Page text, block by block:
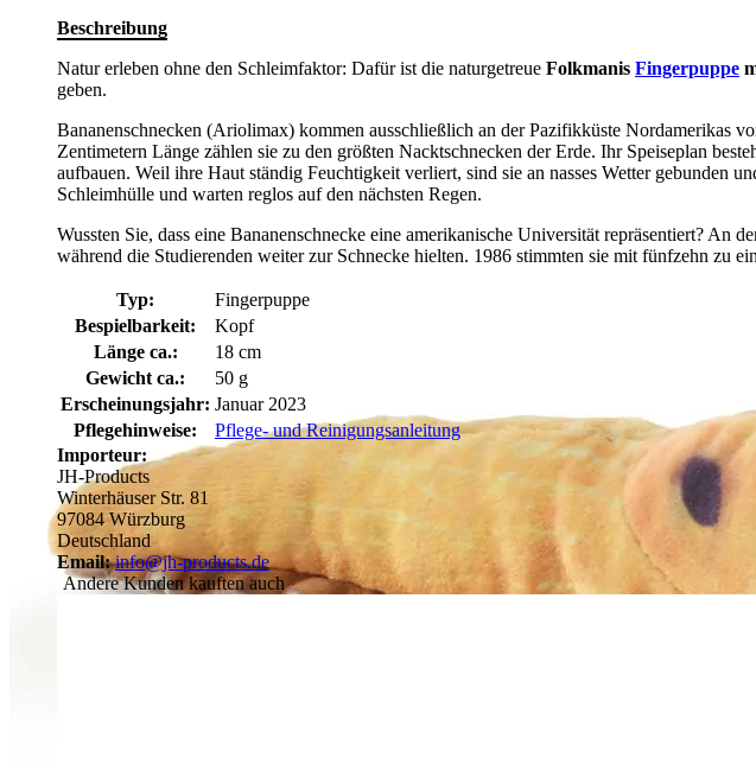
Beschreibung
Natur erleben ohne den Schleimfaktor: Dafür ist die naturgetreue Folkmanis Fingerpuppe
geben.
Bananenschnecken (Ariolimax) kommen ausschließlich an der Pazifikküste
Zentimetern Länge zählen sie zu den größten Nacktschnecken der Erde. Ihr Speiseplan
aufbauen. Weil ihre Haut ständig Feuchtigkeit verliert, sind sie an nasses Wetter gebunden
Schleimhülle und warten reglos auf den nächsten Regen.
Wussten Sie, dass eine Bananenschnecke eine amerikanische Universität repräsentiert?
während die Studierenden weiter zur Schnecke hielten. 1986 stimmten sie mit fünfzehn zu
Typ:
Fingerpuppe
Bespielbarkeit:
Kopf
Länge ca.:
18 cm
Gewicht ca.:
50 g
Erscheinungsjahr: Januar 2023
Pflegehinweise:
Pflege- und Reinigungsanleitung
Importeur:
JH-Products
Winterhäuser Str. 81
97084 Würzburg
Deutschland
Email: info@jh-products.de
Andere Kunden kauften auch